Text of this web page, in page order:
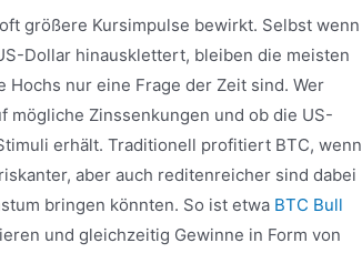
größere Kursimpulse bewirkt. Selbst wenn
Dollar hinausklettert, bleiben die meisten
nur eine Frage der Zeit sind. Wer
mögliche Zinssenkungen und ob die US-
erhält. Traditionell profitiert BTC, wenn
aber auch reditenreicher sind dabei
bringen könnten. So ist etwa BTC Bull
und gleichzeitig Gewinne in Form von